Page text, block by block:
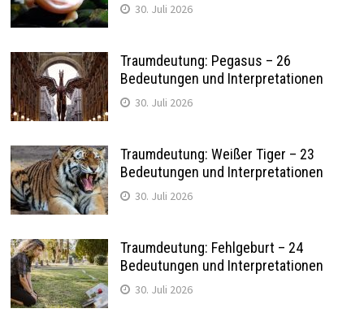
30. Juli 2026
Traumdeutung: Pegasus – 26
Bedeutungen und Interpretationen
30. Juli 2026
Traumdeutung: Weißer Tiger – 23
Bedeutungen und Interpretationen
30. Juli 2026
Traumdeutung: Fehlgeburt – 24
Bedeutungen und Interpretationen
30. Juli 2026